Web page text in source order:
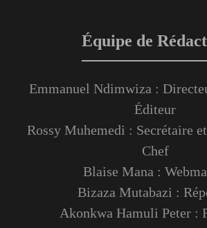
Équipe de
Emmanuel Ndimwiza :
Éditeur
Rossy Muhemedi : Secrétaire
Chef
Blaise Mana :
Bizaza Mutabazi :
Akonkwa Hamuli Peter :